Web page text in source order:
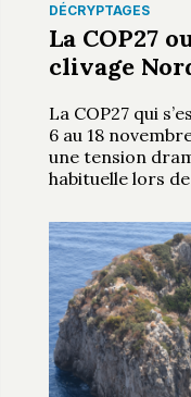
DÉCRYPTAGES
La COP27
clivage
La COP27 qui
6 au 18
une tension
habituelle lors